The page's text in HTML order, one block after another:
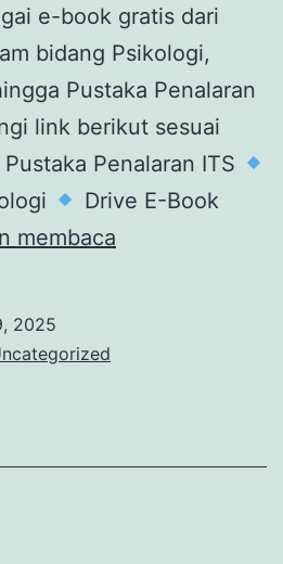
e-book gratis dari
bidang Psikologi,
Pustaka Penalaran
link berikut sesuai
Penalaran ITS
Drive E-Book
membaca
2025